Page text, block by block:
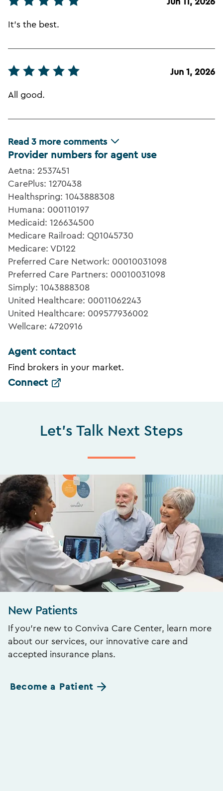
It's the best.
Jun 1, 2026
All good.
Read 3 more comments
Provider numbers for agent use
Aetna: 2537451
CarePlus: 1270438
Healthspring: 1043888308
Humana: 000110197
Medicaid: 126634500
Medicare Railroad: Q01045730
Medicare: VD122
Preferred Care Network: 00010031098
Preferred Care Partners: 00010031098
Simply: 1043888308
United Healthcare: 00011062243
United Healthcare: 009577936002
Wellcare: 4720916
Agent contact
Find brokers in your market.
Connect
Let's Talk Next Steps
New Patients
If you’re new to Conviva Care Center, learn more
about our services, our innovative care and
accepted insurance plans.
Become a Patient